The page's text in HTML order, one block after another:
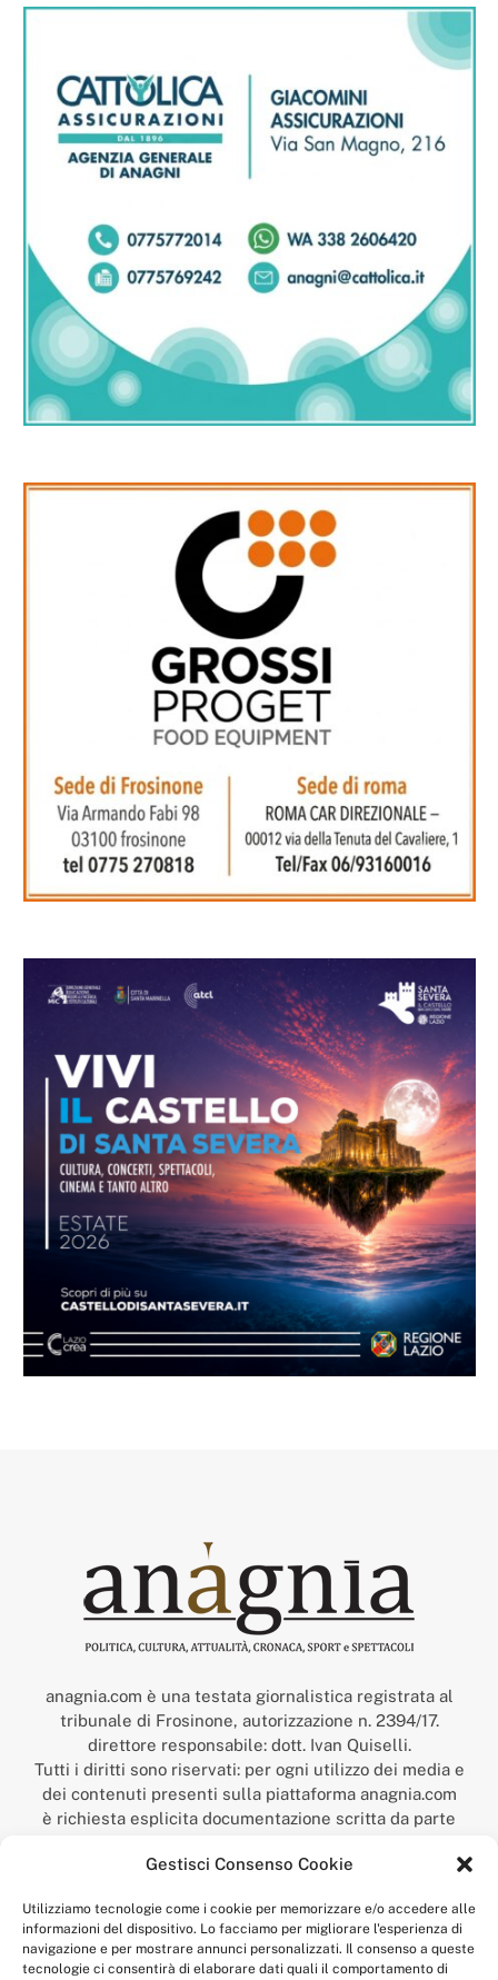
Gestisci Consenso Cookie
Utilizziamo tecnologie come i cookie per memorizzare e/o accedere alle
informazioni del dispositivo. Lo facciamo per migliorare l'esperienza di
navigazione e per mostrare annunci personalizzati. Il consenso a queste
tecnologie ci consentirà di elaborare dati quali il comportamento di
anagnia.com è una testata giornalistica registrata al
tribunale di Frosinone, autorizzazione n. 2394/17.
direttore responsabile: dott. Ivan Quiselli.
Tutti i diritti sono riservati: per ogni utilizzo dei media e
dei contenuti presenti sulla piattaforma anagnia.com
è richiesta esplicita documentazione scritta da parte
“Anagnia” è un marchio registrato presso l’Ufficio Italiano
Economico,
num. registrazione: 302017000014044 del 9 febbraio 2017.
Per contatti:redazione@anagnia.com